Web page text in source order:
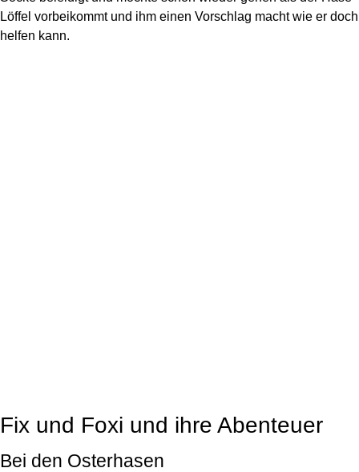
Löffel vorbeikommt und ihm einen Vorschlag macht wie er doch
helfen kann.
Fix und Foxi und ihre Abenteuer
Bei den Osterhasen